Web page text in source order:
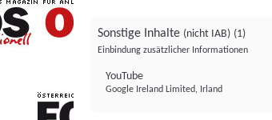
FONDS professionell
Sonstige Inhalte (nicht IAB) (1)
Einbindung zusätzlicher Informationen
YouTube
Google Ireland Limited, Irland